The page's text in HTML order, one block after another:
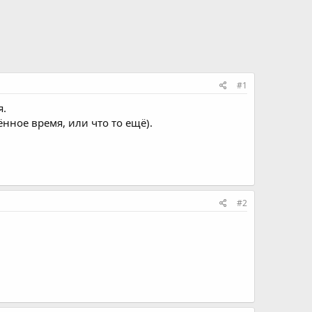
#1
время, или что то ещё).
#2